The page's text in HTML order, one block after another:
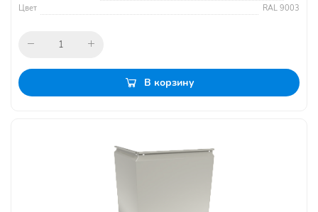
Цвет
RAL 9003
В корзину